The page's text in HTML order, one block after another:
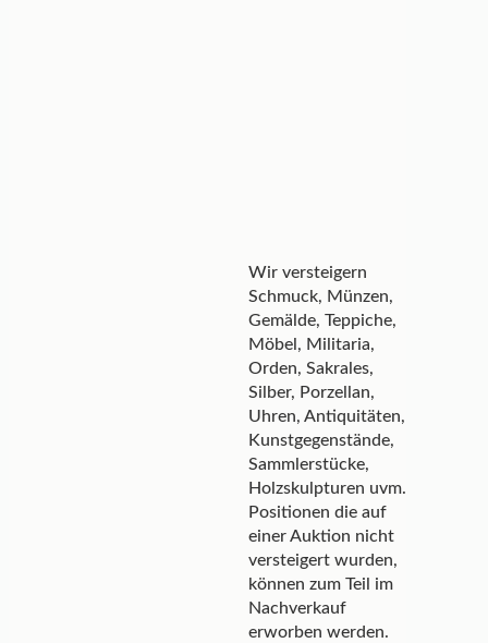
Wir versteigern
Schmuck, Münzen,
Gemälde, Teppiche,
Möbel, Militaria,
Orden, Sakrales,
Silber, Porzellan,
Uhren, Antiquitäten,
Kunstgegenstände,
Sammlerstücke,
Holzskulpturen uvm.
Positionen die auf
einer Auktion nicht
versteigert wurden,
können zum Teil im
Nachverkauf
erworben werden.